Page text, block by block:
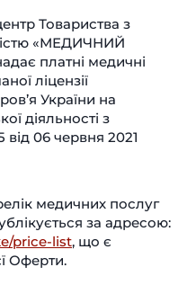
Товариства з
«МЕДИЧНИЙ
платні медичні
ліцензії
України на
діяльності з
06 червня 2021
медичних послуг
за адресою:
price-list, що є
Оферти.